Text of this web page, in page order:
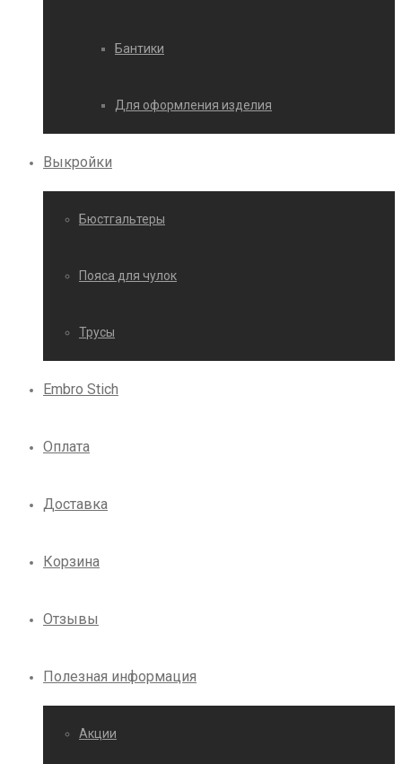
Бантики
Для оформления изделия
Выкройки
Бюстгальтеры
Пояса для чулок
Трусы
Embro Stich
Оплата
Доставка
Корзина
Отзывы
Полезная информация
Акции